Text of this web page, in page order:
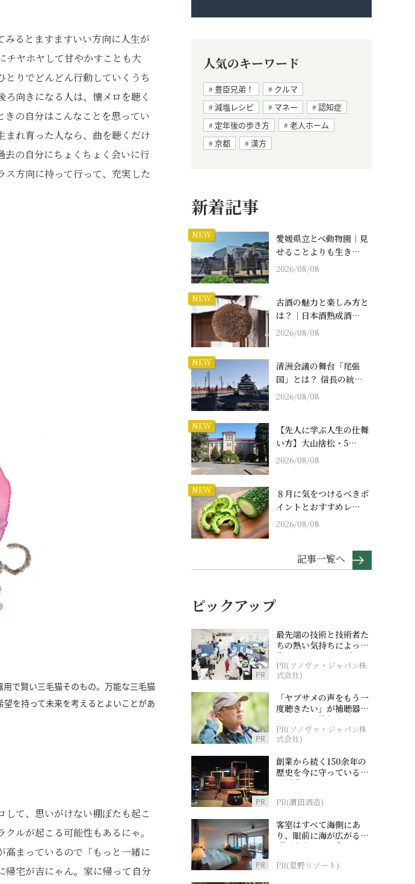
るとますますいい方向に人生が
チヤホヤして甘やかすことも大
りでどんどん行動していくうち
向きになる人は、懐メロを聴く
の自分はこんなことを思ってい
れ育った人なら、曲を聴くだけ
の自分にちょくちょく会いに行
ス方向に持って行って、充実した
で賢い三毛猫そのもの。万能な三毛猫
を持って未来を考えるとよいことがあ
て、思いがけない棚ぼたも起こ
ルが起こる可能性もあるにゃ。
まっているので「もっと一緒に
帰宅が吉にゃん。家に帰って自分
人気のキーワード
豊臣兄弟！
クルマ
減塩レシピ
マネー
認知症
定年後の歩き方
老人ホーム
京都
漢方
新着記事
NEW
愛媛県立とべ動物園｜見
せることよりも生き…
2026/08/08
NEW
古酒の魅力と楽しみ方と
は？｜日本酒熟成酒…
2026/08/08
NEW
清洲会議の舞台「尾張
国」とは？ 信長の統…
2026/08/08
NEW
【先人に学ぶ人生の仕舞
い方】大山捨松・5…
2026/08/08
NEW
８月に気をつけるべきポ
イントとおすすめレ…
2026/08/08
記事一覧へ
ピックアップ
PR
最先端の技術と技術者た
ちの熱い気持ちによって
作られているオーダーメ
イド補聴器
PR(ソノヴァ・ジャパン株
式会社)
PR
「ヤブサメの声をもう一
度聴きたい」が補聴器チ
ャレンジの後押しに
PR(ソノヴァ・ジャパン株
式会社)
PR
創業から続く150余年の
歴史を今に守っている濵
田酒造
PR(濵田酒造)
PR
客室はすべて海側にあ
り、眼前に海が広がる
『西表島ホテル by 星野
PR(星野リゾート)